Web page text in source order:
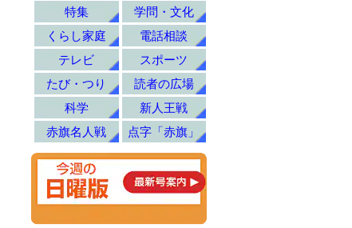
特集
学問・文化
くらし家庭
電話相談
テレビ
スポーツ
たび・つり
読者の広場
科学
新人王戦
赤旗名人戦
点字「赤旗」